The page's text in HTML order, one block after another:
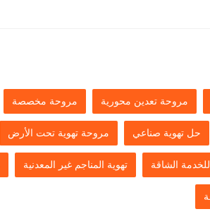
مروحة تعدين محورية مروحة مخصصة
حل تهوية صناعي مروحة تهوية تحت الأرض
الشاقة تهوية المناجم غير المعدنية